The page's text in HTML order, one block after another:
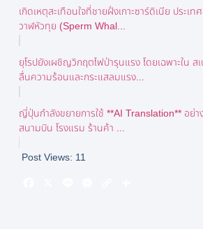
เกิดเหตุสะเทือนใจที่ชายฝั่งเกาะซาร์ดิเนีย ประเ
วาฬหัวทุย (Sperm Whal...
ยุโรปยังเผชิญวิกฤตไฟป่ารุนแรง โดยเฉพาะใน ส
ลื่นความร้อนและกระแสลมแรง...
ญี่ปุ่นกำลังขยายการใช้ **AI Translation** อย่า
สนามบิน โรงแรม ร้านค้า ...
Post Views: 11